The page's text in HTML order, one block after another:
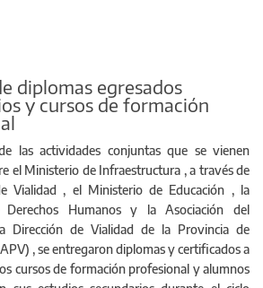
diplomas egresados
y cursos de formación
las actividades conjuntas que se vienen
el Ministerio de Infraestructura , a través de
Vialidad , el Ministerio de Educación , la
Derechos Humanos y la Asociación del
Dirección de Vialidad de la Provincia de
, se entregaron diplomas y certificados a
cursos de formación profesional y alumnos